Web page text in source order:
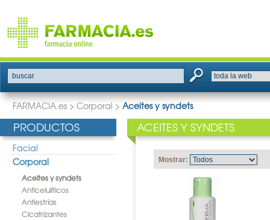
buscar
FARMACIA.es > Corporal > Aceites y syndets
PRODUCTOS
Facial
Corporal
Aceites y syndets
Anticelulíticos
Antiestrías
Cicatrizantes
ACEITES Y SYNDETS
Mostrar: